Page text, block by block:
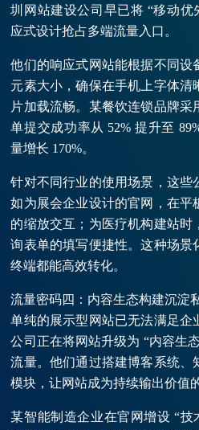
圳网站建设公司早已将 “移动优
应式设计抢占多端流量入口。
他们的响应式网站能根据不同设
元素大小，确保在手机上字体清
片加载流畅。某餐饮连锁品牌
单提交成功率从 52% 提升至
量增长 170%。
针对不同行业的使用场景，这些
如为展会企业设计的官网，在平
的缩放交互；为医疗机构建站时
询表单的填写便捷性。这种场景
终端都能高效转化。
流量密码四：内容生态构建沉淀
单纯的展示型网站已无法满足企
公司正在将网站升级为 “内容生
流量。他们通过搭建博客系统、
模块，让网站成为持续输出价值
某智能制造企业在官网增设 “技